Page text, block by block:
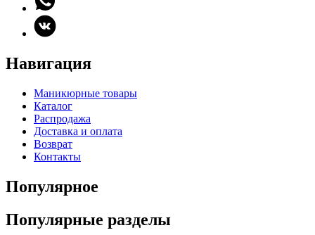
Навигация
Маникюрные товары
Каталог
Распродажа
Доставка и оплата
Возврат
Контакты
Популярное
Популярные разделы